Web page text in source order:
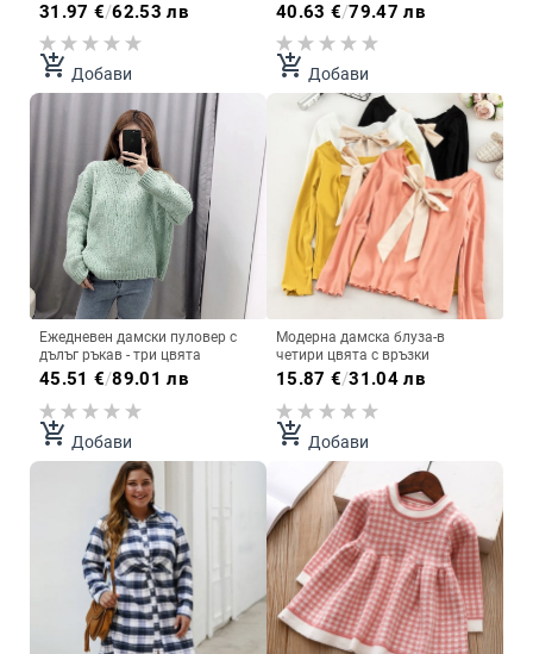
31.97 €/62.53 лв
add_shopping_cart Добави
40.63 €/79.47 лв
add_shopping_cart Добави
Ежедневен дамски пуловер с
дълъг ръкав - три цвята
45.51 €/89.01 лв
add_shopping_cart Добави
Модерна дамска блуза-в
четири цвята с връзки
15.87 €/31.04 лв
add_shopping_cart Добави